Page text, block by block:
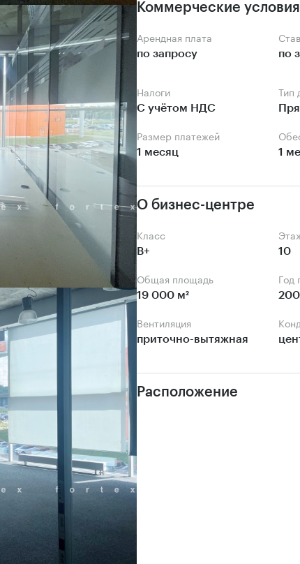
Коммерческие условия
Арендная плата
по запросу по
Налоги
С учётом НДС
Размер платежей
1 месяц 1
О бизнес-центре
Класс
B+ 10
Общая площадь
19 000 м²
Вентиляция
приточно-вытяжная
Расположение